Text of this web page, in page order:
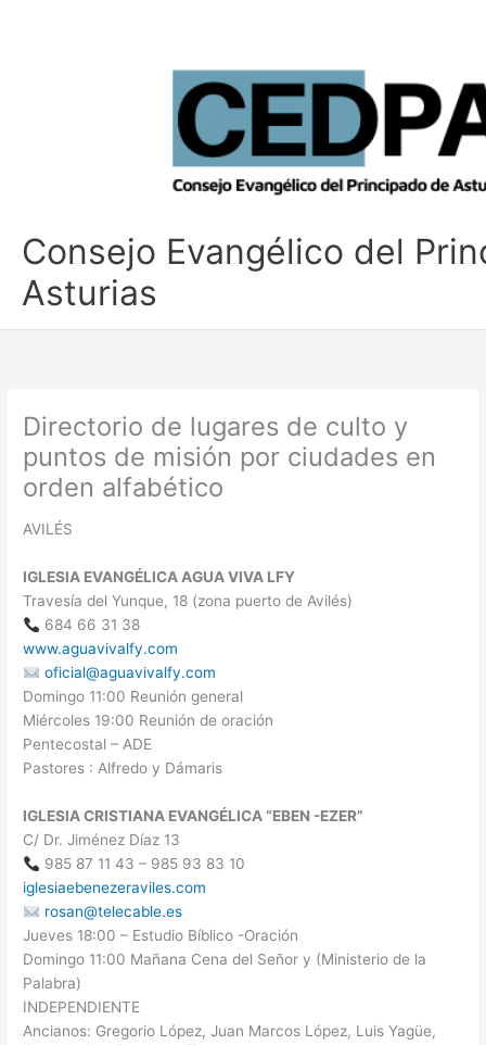
Consejo Evangélico del
Asturias
Directorio de lugares de culto y
puntos de misión por ciudades en
orden alfabético
AVILÉS
IGLESIA EVANGÉLICA AGUA VIVA LFY
Travesía del Yunque, 18 (zona puerto de Avilés)
684 66 31 38
www.aguavivalfy.com
oficial@aguavivalfy.com
Domingo 11:00 Reunión general
Miércoles 19:00 Reunión de oración
Pentecostal – ADE
Pastores : Alfredo y Dámaris
IGLESIA CRISTIANA EVANGÉLICA “EBEN -EZER”
C/ Dr. Jiménez Díaz 13
985 87 11 43 – 985 93 83 10
iglesiaebenezeraviles.com
rosan@telecable.es
Jueves 18:00 – Estudio Bíblico -Oración
Domingo 11:00 Mañana Cena del Señor y (Ministerio de la
Palabra)
INDEPENDIENTE
Ancianos: Gregorio López, Juan Marcos López, Luis Yagüe,